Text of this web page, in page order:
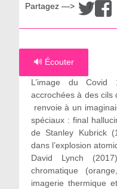
Partagez —> /
🔊 Écouter
L’image du
accrochées à des cils
renvoie à un
spéciaux : final
de Stanley Kubrick
dans l’explosion
David Lynch
chromatique
imagerie thermique